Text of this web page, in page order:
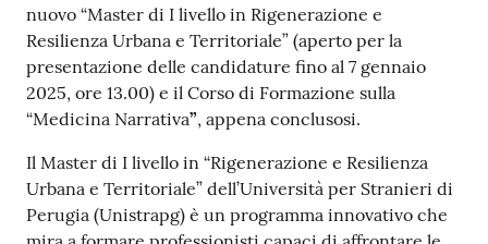
nuovo “Master di I livello in Rigenerazione e
Resilienza Urbana e Territoriale” (aperto per la
presentazione delle candidature fino al 7 gennaio
2025, ore 13.00) e il Corso di Formazione sulla
“Medicina Narrativa”, appena conclusosi.
Il Master di I livello in “Rigenerazione e Resilienza
Urbana e Territoriale” dell’Università per Stranieri di
Perugia (Unistrapg) è un programma innovativo che